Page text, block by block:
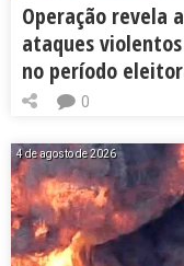
Operação revela
ataques
no período
0
4 de agosto de 2026